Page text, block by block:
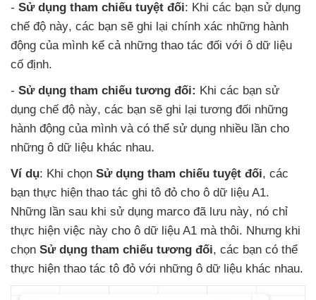
- Sử dụng tham chiếu tuyệt đối: Khi các bạn sử dụng
chế độ này, các bạn sẽ ghi lại chính xác những hành
động của mình kể cả những thao tác đối với ô dữ liệu
cố định.
- Sử dụng tham chiếu tương đối: Khi các bạn sử
dụng chế độ này, các bạn sẽ ghi lại tương đối những
hành động của mình và có thể sử dụng nhiều lần cho
những ô dữ liệu khác nhau.
Ví dụ: Khi chọn Sử dụng tham chiếu tuyệt đối, các
bạn thực hiện thao tác ghi tô đỏ cho ô dữ liệu A1.
Những lần sau khi sử dụng marco đã lưu này, nó chỉ
thực hiện việc này cho ô dữ liệu A1 mà thôi. Nhưng khi
chọn Sử dụng tham chiếu tương đối, các bạn có thể
thực hiện thao tác tô đỏ với những ô dữ liệu khác nhau.